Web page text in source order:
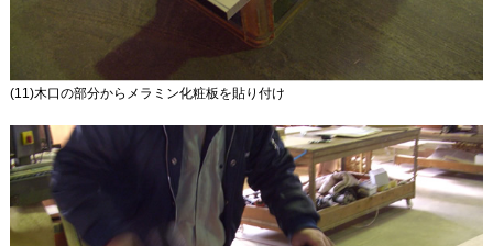
(11)木口の部分からメラミン化粧板を貼り付け